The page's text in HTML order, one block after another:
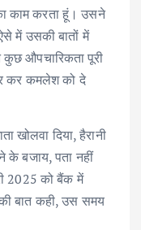
काम करता हूं। उसने
में उसकी बातों में
औपचारिकता पूरी
कर कमलेश को दे
दिया, हैरानी
बजाय, पता नहीं
2025 को बैंक में
बात कही, उस समय